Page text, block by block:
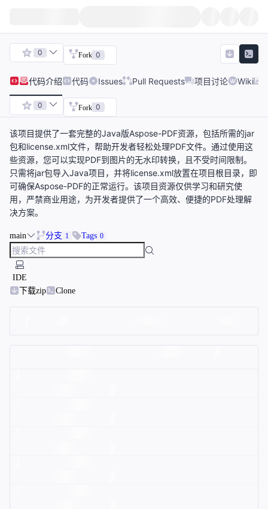
0 Fork 0
代码介绍 代码 Issues Pull Requests 项目讨论 Wiki
0 Fork 0
该项目提供了一套完整的Java版Aspose-PDF资源，包括所需的jar
包和license.xml文件，帮助开发者轻松处理PDF文件。通过使用这
些资源，您可以实现PDF到图片的无水印转换，且不受时间限制。
只需将jar包导入Java项目，并将license.xml放置在项目根目录，即
可确保Aspose-PDF的正常运行。该项目资源仅供学习和研究使
用，严禁商业用途，为开发者提供了一个高效、便捷的PDF处理解
决方案。
main 分支 1 Tags 0
IDE
下载zip
Clone